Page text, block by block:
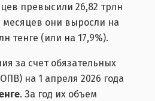
превысили 26,82 трлн
месяцев они выросли на
тенге (или на 17,9%).
за счет обязательных
на 1 апреля 2026 года
. За год их объем